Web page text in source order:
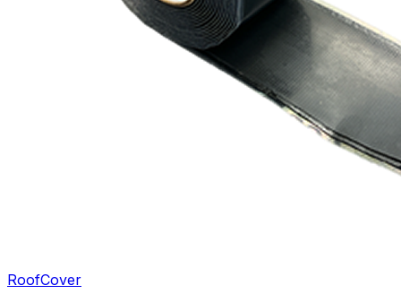
RoofCover